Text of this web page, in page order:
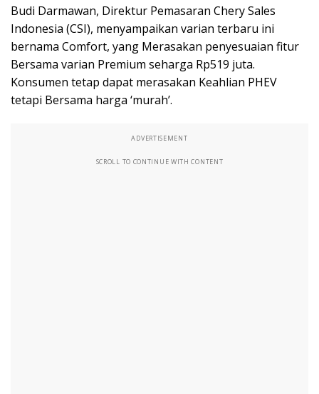
Budi Darmawan, Direktur Pemasaran Chery Sales
Indonesia (CSI), menyampaikan varian terbaru ini
bernama Comfort, yang Merasakan penyesuaian fitur
Bersama varian Premium seharga Rp519 juta.
Konsumen tetap dapat merasakan Keahlian PHEV
tetapi Bersama harga ‘murah’.
ADVERTISEMENT
SCROLL TO CONTINUE WITH CONTENT